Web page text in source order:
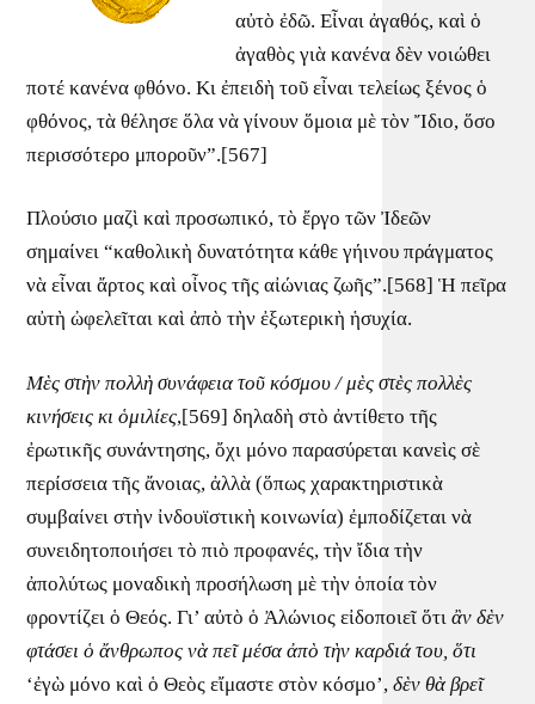
αὐτὸ ἐδῶ. Εἶναι ἀγαθός, καὶ ὁ
ἀγαθὸς γιὰ κανένα δὲν νοιώθει
ποτέ κανένα φθόνο. Κι ἐπειδὴ τοῦ εἶναι τελείως ξένος ὁ
φθόνος, τὰ θέλησε ὅλα νὰ γίνουν ὅμοια μὲ τὸν Ἴδιο, ὅσο
περισσότερο μποροῦν”.[567]
Πλούσιο μαζὶ καὶ προσωπικό, τὸ ἔργο τῶν Ἰδεῶν
σημαίνει “καθολικὴ δυνατότητα κάθε γήινου πράγματος
νὰ εἶναι ἄρτος καὶ οἶνος τῆς αἰώνιας ζωῆς”.[568] Ἡ πεῖρα
αὐτὴ ὠφελεῖται καὶ ἀπὸ τὴν ἐξωτερικὴ ἡσυχία.
Μὲς στὴν πολλὴ συνάφεια τοῦ κόσμου /μὲς στὲς πολλὲς
κινήσεις κι ὁμιλίες,[569] δηλαδὴ στὸ ἀντίθετο τῆς
ἐρωτικῆς συνάντησης, ὄχι μόνο παρασύρεται κανεὶς σὲ
περίσσεια τῆς ἄνοιας, ἀλλὰ (ὅπως χαρακτηριστικὰ
συμβαίνει στὴν ἰνδουϊστικὴ κοινωνία) ἐμποδίζεται νὰ
συνειδητοποιήσει τὸ πιὸ προφανές, τὴν ἴδια τὴν
ἀπολύτως μοναδικὴ προσήλωση μὲ τὴν ὁποία τὸν
φροντίζει ὁ Θεός. Γι’ αὐτὸ ὁ Ἀλώνιος εἰδοποιεῖ ὅτιἂν δὲν
φτάσει ὁ ἄνθρωπος νὰ πεῖμέσα ἀπὸ τὴν καρδιά του, ὅτι
‘ἐγὼ μόνο καὶ ὁ Θεὸς εἴμαστε στὸν κόσμο’,δὲν θὰ βρεῖ